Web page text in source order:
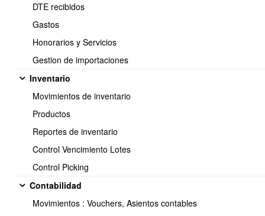
DTE recibidos
Gastos
Honorarios y Servicios
Gestion de importaciones
Inventario
Movimientos de inventario
Productos
Reportes de inventario
Control Vencimiento Lotes
Control Picking
Contabilidad
Movimientos : Vouchers, Asientos contables
Una vez realizados los cambios se debe Guardar.